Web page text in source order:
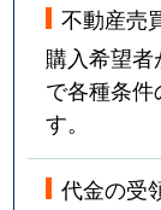
不動産売
購入希望
で各種条
す。
代金の受